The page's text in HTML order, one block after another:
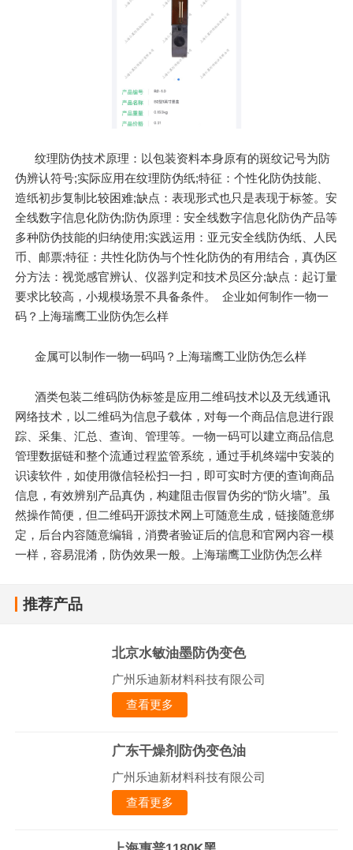
纹理防伪技术原理：以包装资料本身原有的斑纹记号为防
伪辨认符号;实际应用在纹理防伪纸;特征：个性化防伪技能、
造纸初步复制比较困难;缺点：表现形式也只是表现于标签。安
全线数字信息化防伪;防伪原理：安全线数字信息化防伪产品等
多种防伪技能的归纳使用;实践运用：亚元安全线防伪纸、人民
币、邮票;特征：共性化防伪与个性化防伪的有用结合，真伪区
分方法：视觉感官辨认、仪器判定和技术员区分;缺点：起订量
要求比较高，小规模场景不具备条件。 企业如何制作一物一
码？上海瑞鹰工业防伪怎么样
金属可以制作一物一码吗？上海瑞鹰工业防伪怎么样
酒类包装二维码防伪标签是应用二维码技术以及无线通讯
网络技术，以二维码为信息子载体，对每一个商品信息进行跟
踪、采集、汇总、查询、管理等。一物一码可以建立商品信息
管理数据链和整个流通过程监管系统，通过手机终端中安装的
识读软件，如使用微信轻松扫一扫，即可实时方便的查询商品
信息，有效辨别产品真伪，构建阻击假冒伪劣的“防火墙”。虽
然操作简便，但二维码开源技术网上可随意生成，链接随意绑
定，后台内容随意编辑，消费者验证后的信息和官网内容一模
一样，容易混淆，防伪效果一般。上海瑞鹰工业防伪怎么样
推荐产品
北京水敏油墨防伪变色
广州乐迪新材料科技有限公司
查看更多
广东干燥剂防伪变色油
广州乐迪新材料科技有限公司
查看更多